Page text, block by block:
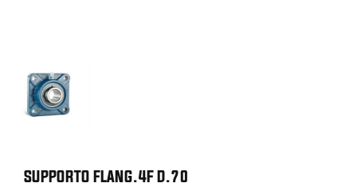
SUPPORTO FLANG.4F D.70